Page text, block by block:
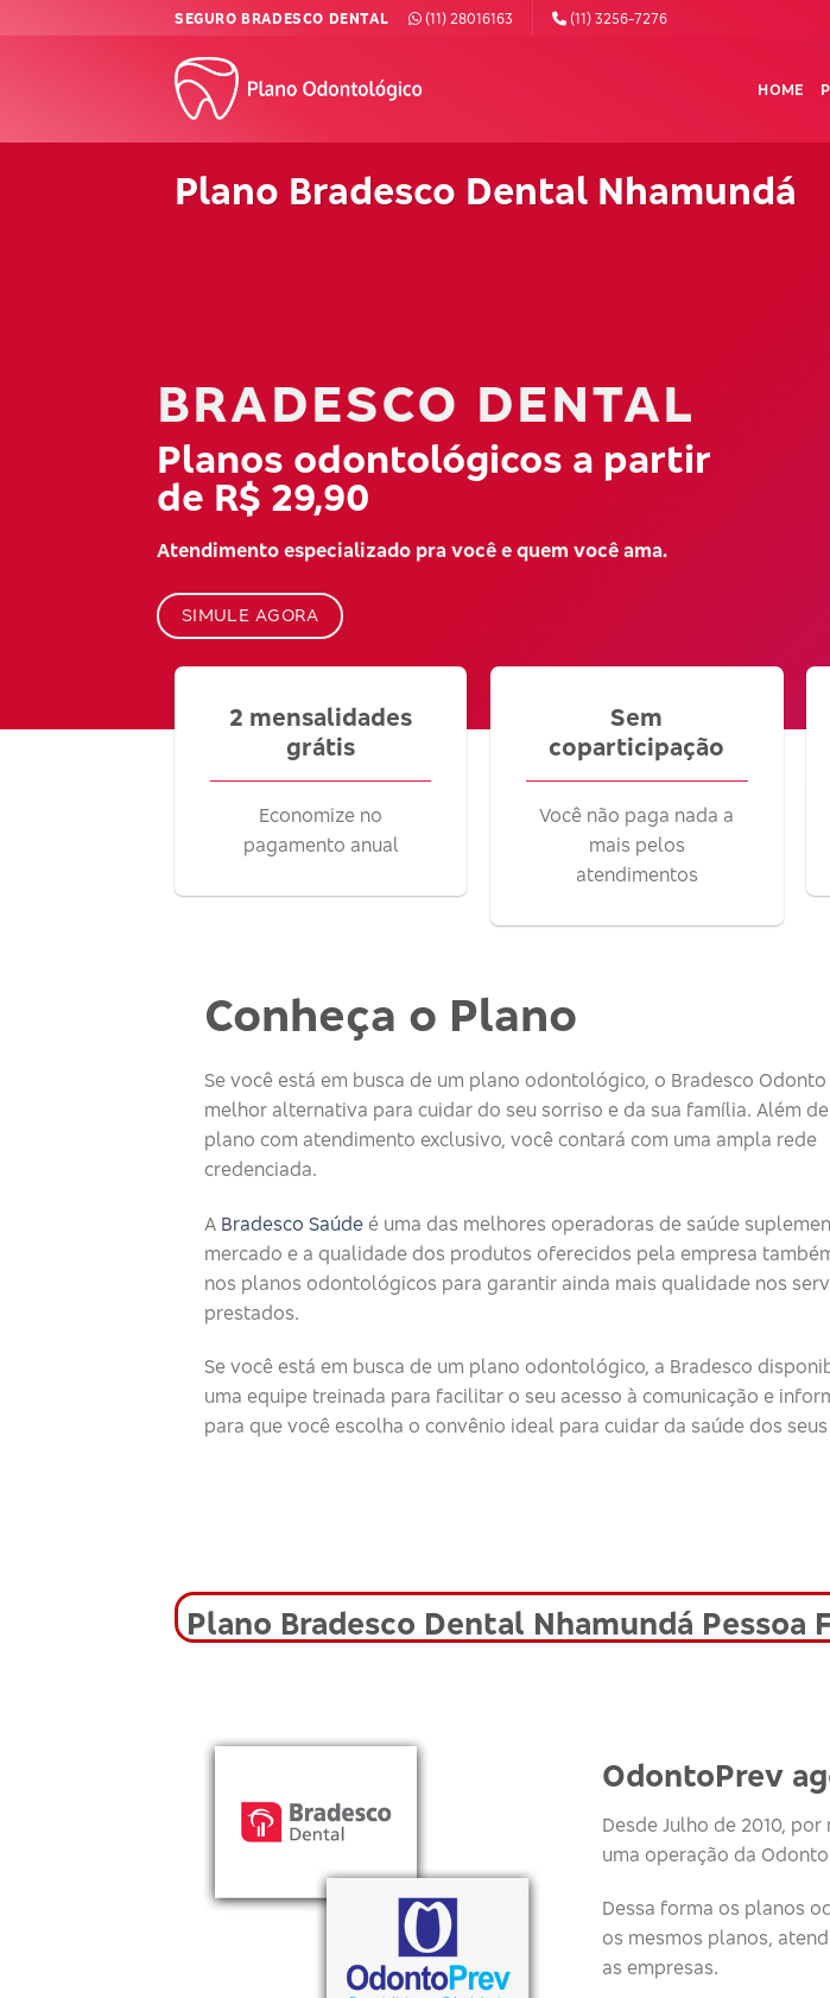
SEGURO BRADESCO DENTAL (11) 28016163 (11) 3256-7276
HOME
Plano Bradesco Dental Nhamundá
BRADESCO DENTAL
Planos odontológicos a partir
de R$ 29,90
Atendimento especializado pra você e quem você ama.
SIMULE AGORA
2 mensalidades
grátis
Economize no
pagamento anual
Sem
coparticipação
Você não paga nada a
mais pelos
atendimentos
Conheça o Plano
Se você está em busca de um plano odontológico, o Bradesco Odonto
melhor alternativa para cuidar do seu sorriso e da sua família. Além
plano com atendimento exclusivo, você contará com uma ampla rede
credenciada.
A Bradesco Saúde é uma das melhores operadoras de saúde
mercado e a qualidade dos produtos oferecidos pela empresa
nos planos odontológicos para garantir ainda mais qualidade nos
prestados.
Se você está em busca de um plano odontológico, a Bradesco
uma equipe treinada para facilitar o seu acesso à comunicação e
para que você escolha o convênio ideal para cuidar da saúde dos
Plano Bradesco Dental Nhamundá Pessoa
OdontoPrev
Desde Julho de 2010,
uma operação da
Dessa forma os planos
os mesmos planos,
as empresas.